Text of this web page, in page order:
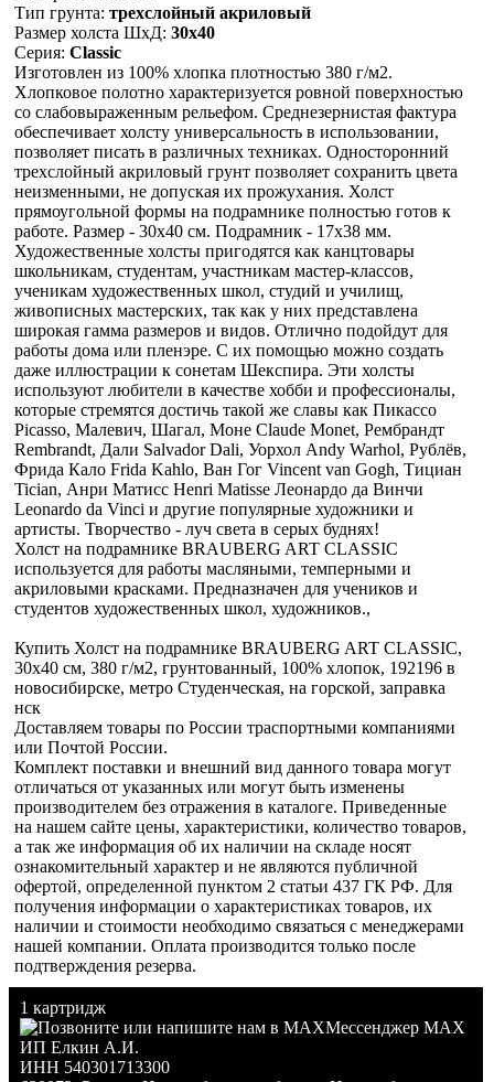
Тип грунта: трехслойный акриловый
Размер холста ШхД: 30х40
Серия: Classic
Изготовлен из 100% хлопка плотностью 380 г/м2.
Хлопковое полотно характеризуется ровной поверхностью
со слабовыраженным рельефом. Среднезернистая фактура
обеспечивает холсту универсальность в использовании,
позволяет писать в различных техниках. Односторонний
трехслойный акриловый грунт позволяет сохранить цвета
неизменными, не допуская их прожухания. Холст
прямоугольной формы на подрамнике полностью готов к
работе. Размер - 30x40 см. Подрамник - 17х38 мм.
Художественные холсты пригодятся как канцтовары
школьникам, студентам, участникам мастер-классов,
ученикам художественных школ, студий и училищ,
живописных мастерских, так как у них представлена
широкая гамма размеров и видов. Отлично подойдут для
работы дома или пленэре. С их помощью можно создать
даже иллюстрации к сонетам Шекспира. Эти холсты
используют любители в качестве хобби и профессионалы,
которые стремятся достичь такой же славы как Пикассо
Picasso, Малевич, Шагал, Моне Claude Monet, Рембрандт
Rembrandt, Дали Salvador Dali, Уорхол Andy Warhol, Рублёв,
Фрида Кало Frida Kahlo, Ван Гог Vincent van Gogh, Тициан
Tician, Анри Матисс Henri Matisse Леонардо да Винчи
Leonardo da Vinci и другие популярные художники и
артисты. Творчество - луч света в серых буднях!
Холст на подрамнике BRAUBERG ART CLASSIC
используется для работы масляными, темперными и
акриловыми красками. Предназначен для учеников и
студентов художественных школ, художников.,
Купить Холст на подрамнике BRAUBERG ART CLASSIC,
30х40 см, 380 г/м2, грунтованный, 100% хлопок, 192196 в
новосибирске, метро Студенческая, на горской, заправка
нск
Доставляем товары по России траспортными компаниями
или Почтой России.
Комплект поставки и внешний вид данного товара могут
отличаться от указанных или могут быть изменены
производителем без отражения в каталоге. Приведенные
на нашем сайте цены, характеристики, количество товаров,
а так же информация об их наличии на складе носят
ознакомительный характер и не являются публичной
офертой, определенной пунктом 2 статьи 437 ГК РФ. Для
получения информации о характеристиках товаров, их
наличии и стоимости необходимо связаться с менеджерами
нашей компании. Оплата производится только после
подтверждения резерва.
1 картридж
Мессенджер MAX
ИП Елкин А.И.
ИНН 540301713300